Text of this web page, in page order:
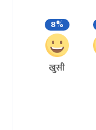
8%
खुसी